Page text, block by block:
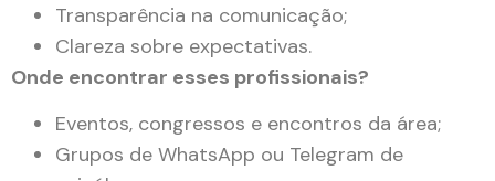
Transparência na comunicação;
Clareza sobre expectativas.
Onde encontrar esses profissionais?
Eventos, congressos e encontros da área;
Grupos de WhatsApp ou Telegram de